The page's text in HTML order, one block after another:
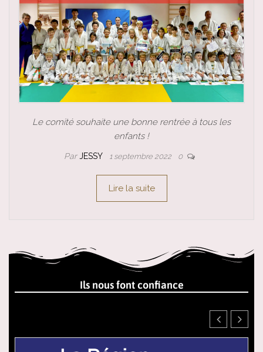
Le comité souhaite une bonne rentrée à tous les
enfants !
ParJESSY 1 septembre 2022 0
Lire la suite
Ils nous font confiance